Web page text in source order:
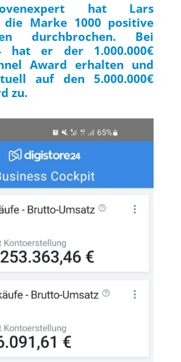
hat Lars
die Marke 1000 positive
durchbrochen. Bei
hat er der 1.000.000€
Award erhalten und
auf den 5.000.000€
zu.